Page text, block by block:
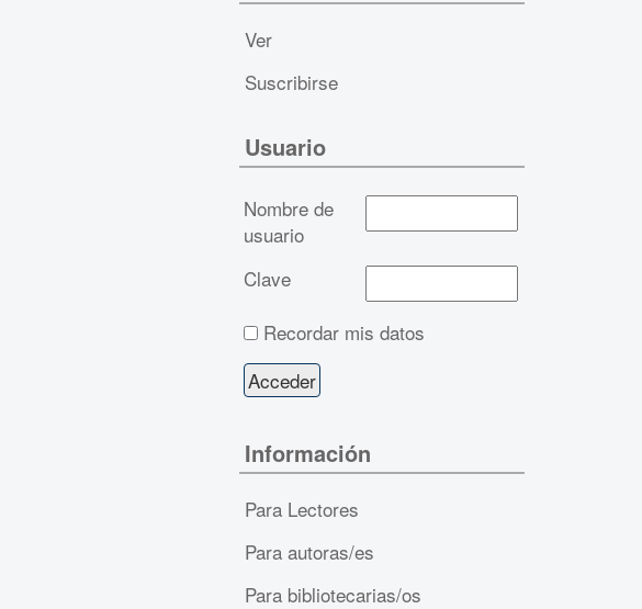
Ver
Suscribirse
Usuario
Nombre de
usuario
Clave
Recordar mis datos
Información
Para Lectores
Para autoras/es
Para bibliotecarias/os